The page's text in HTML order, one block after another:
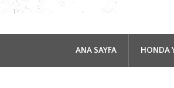
ANA SAYFA HONDA